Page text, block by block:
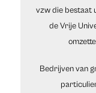
vzw die bestaat
de Vrije
Bedrijven van